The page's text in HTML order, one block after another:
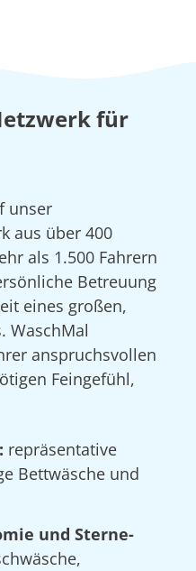
für
unser
aus über 400
als 1.500 Fahrern
Betreuung
eines großen,
WaschMal
anspruchsvollen
Feingefühl,
repräsentative
Bettwäsche und
und Sterne-